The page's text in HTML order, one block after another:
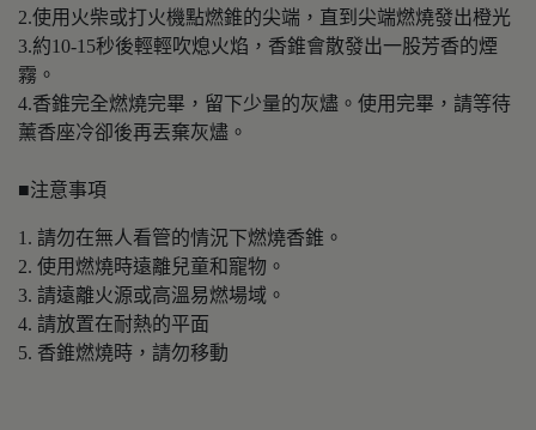
2.使用火柴或打火機點燃錐的尖端，直到尖端燃燒發出橙光
3.約10-15秒後輕輕吹熄火焰，香錐會散發出一股芳香的煙
霧。
4.香錐完全燃燒完畢，留下少量的灰燼。使用完畢，請等待
薰香座冷卻後再丟棄灰燼。
■注意事項
1. 請勿在無人看管的情況下燃燒香錐。
2. 使用燃燒時遠離兒童和寵物。
3. 請遠離火源或高溫易燃場域。
4. 請放置在耐熱的平面
5. 香錐燃燒時，請勿移動